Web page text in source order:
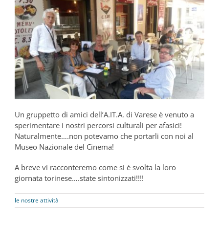
Un gruppetto di amici dell’A.IT.A. di Varese è venuto a
sperimentare i nostri percorsi culturali per afasici!
Naturalmente….non potevamo che portarli con noi al
Museo Nazionale del Cinema!
A breve vi racconteremo come si è svolta la loro
giornata torinese….state sintonizzati!!!!
le nostre attività